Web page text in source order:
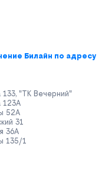
Билайн по адресу
133, "ТК Вечерний"
123А
52А
31
36А
135/1